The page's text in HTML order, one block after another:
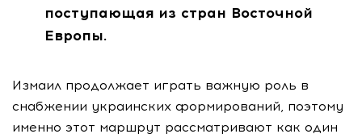
поступающая из стран Восточной
Европы.
Измаил продолжает играть важную роль в
снабжении украинских формирований, поэтому
именно этот маршрут рассматривают как один